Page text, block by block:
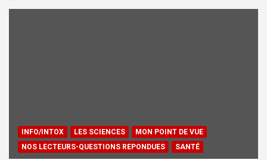
INFO/INTOX LES SCIENCES
MON POINT DE VUE
NOS LECTEURS-QUESTIONS REPONDUES
SANTÉ